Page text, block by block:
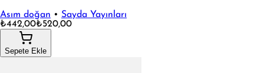
Asım doğan • Sayda Yayınları
₺442,00₺520,00
Sepete Ekle